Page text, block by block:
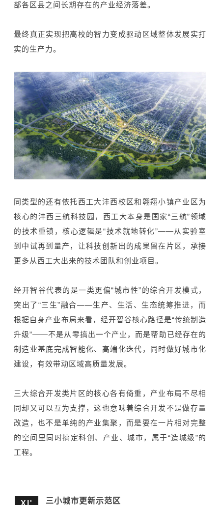
部各区县之间长期存在的产业经济落差。
最终真正实现把高校的智力变成驱动区域整体发展实打
实的生产力。
同类型的还有依托西工大沣西校区和翱翔小镇产业区为
核心的沣西三航科技园，西工大本身是国家“三航”领域
的技术重镇，核心逻辑是“技术就地转化”——从实验室
到中试再到量产，让科技创新出的成果留在片区，承接
更多从西工大出来的技术团队和创业项目。
经开智谷代表的是一类更偏“城市性”的综合开发模式，
突出了“三生”融合——生产、生活、生态统筹推进，而
根据自身产业布局来看，经开智谷核心路径是“传统制造
升级”——不是从零搞出一个产业，而是帮助已经存在的
制造业基底完成智能化、高端化迭代，同时做好城市化
建设，有效带动区域高质量发展。
三大综合开发类片区的核心各有倚重，产业布局不尽相
同却又可以互为支撑，这也意味着综合开发不是做存量
改造，也不是单纯的产业集聚，而是要在一片相对完整
的空间里同时搞定科创、产业、城市，属于“造城级”的
工程。
XI' 三小城市更新示范区